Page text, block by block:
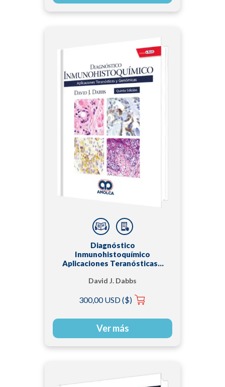
Diagnóstico
Inmunohistoquímico
Aplicaciones Teranósticas y
David J. Dabbs
300,00 USD ($)
Ver más